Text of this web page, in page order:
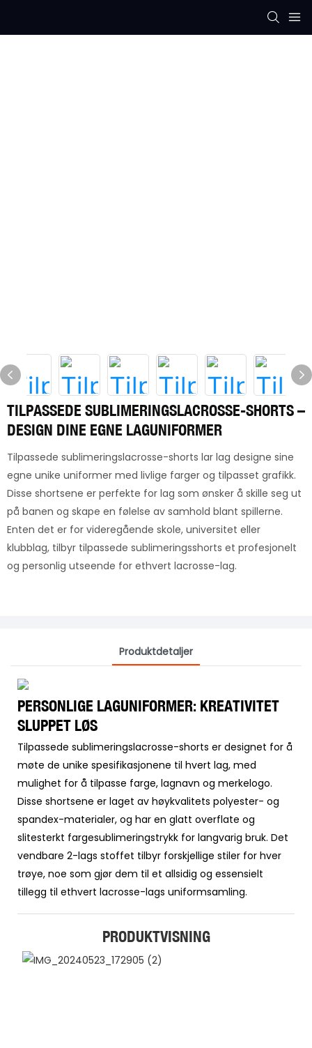
TILPASSEDE SUBLIMERINGSLACROSSE-SHORTS –
DESIGN DINE EGNE LAGUNIFORMER
Tilpassede sublimeringslacrosse-shorts lar lag designe sine
egne unike uniformer med livlige farger og tilpasset grafikk.
Disse shortsene er perfekte for lag som ønsker å skille seg ut
på banen og skape en følelse av samhold blant spillerne.
Enten det er for videregående skole, universitet eller
klubblag, tilbyr tilpassede sublimeringsshorts et profesjonelt
og personlig utseende for ethvert lacrosse-lag.
Produktdetaljer
PERSONLIGE LAGUNIFORMER: KREATIVITET
SLUPPET LØS
Tilpassede sublimeringslacrosse-shorts er designet for å
møte de unike spesifikasjonene til hvert lag, med
mulighet for å tilpasse farge, lagnavn og merkelogo.
Disse shortsene er laget av høykvalitets polyester- og
spandex-materialer, og har en glatt overflate og
slitesterkt fargesublimeringstrykk for langvarig bruk. Det
vendbare 2-lags stoffet tilbyr forskjellige stiler for hver
trøye, noe som gjør dem til et allsidig og essensielt
tillegg til ethvert lacrosse-lags uniformsamling.
PRODUKTVISNING